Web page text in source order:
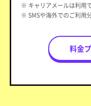
※ キャリアメールは利用
※ SMSや海外でのご利用
料金